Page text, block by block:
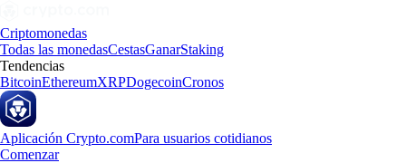
Criptomonedas
Todas las monedasCestasGanarStaking
Tendencias
BitcoinEthereumXRPDogecoinCronos
Aplicación Crypto.comPara usuarios cotidianos
Comenzar